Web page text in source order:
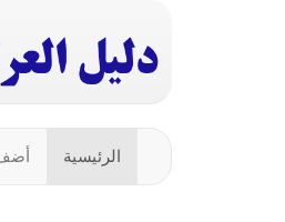
الرئيسية